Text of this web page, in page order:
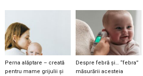
Perna alăptare – creată
pentru mame grijulii și
Despre febră și… “febra”
măsurării acesteia